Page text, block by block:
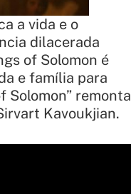
a vida e o
dilacerada
of Solomon é
e família para
Solomon” remonta
Kavoukjian.